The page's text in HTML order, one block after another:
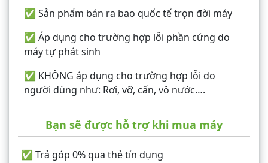
✅ Sản phẩm bán ra bao quốc tế trọn đời máy
✅ Áp dụng cho trường hợp lỗi phần cứng do
máy tự phát sinh
✅ KHÔNG áp dụng cho trường hợp lỗi do
người dùng như: Rơi, vỡ, cấn, vô nước….
Bạn sẽ được hỗ trợ khi mua máy
✅ Trả góp 0% qua thẻ tín dụng